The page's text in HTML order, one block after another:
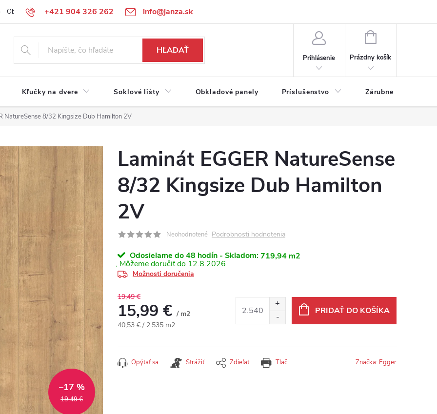
+421 904 326 262 info@janza.sk
Obchodné podmienky Reklamačné podmienky Podmienky ochrany osobných údajov
HĽADAŤ
Prihlásenie
NÁKUPNÝ KOŠÍK
Prázdny košík
Kľučky na dvere Soklové lišty Obkladové panely Príslušenstvo Zárubne
NatureSense 8/32 Kingsize Dub Hamilton 2V
19,49 €
–17 %
Laminát EGGER NatureSense
8/32 Kingsize Dub Hamilton
2V
Neohodnotené Podrobnosti hodnotenia
Odosielame do 48 hodín - Skladom:719,94 m2
12.8.2026
Možnosti doručenia
19,49 €
15,99 € / m2
Jednotková cena:
40,53 € / 2.535 m2
PRIDAŤ DO KOŠÍKA
Tlač
Opýtať sa Strážiť Zdieľať Značka: Egger